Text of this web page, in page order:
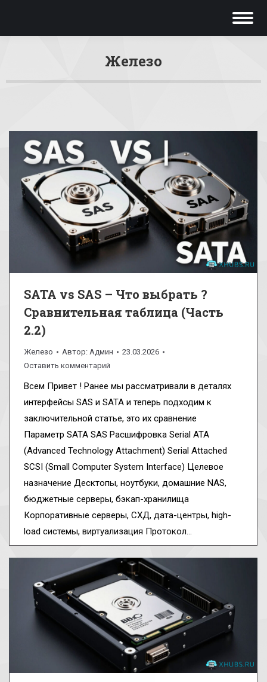
Железо
SATA vs SAS – Что выбрать ?
Сравнительная таблица (Часть
2.2)
Железо Автор: Админ
23.03.2026
Оставить комментарий
Всем Привет ! Ранее мы рассматривали в деталях
интерфейсы SAS и SATA и теперь подходим к
заключительной статье, это их сравнение
Параметр SATA SAS Расшифровка Serial ATA
(Advanced Technology Attachment) Serial Attached
SCSI (Small Computer System Interface) Целевое
назначение Десктопы, ноутбуки, домашние NAS,
бюджетные серверы, бэкап-хранилища
Корпоративные серверы, СХД, дата-центры, high-
load системы, виртуализация Протокол…